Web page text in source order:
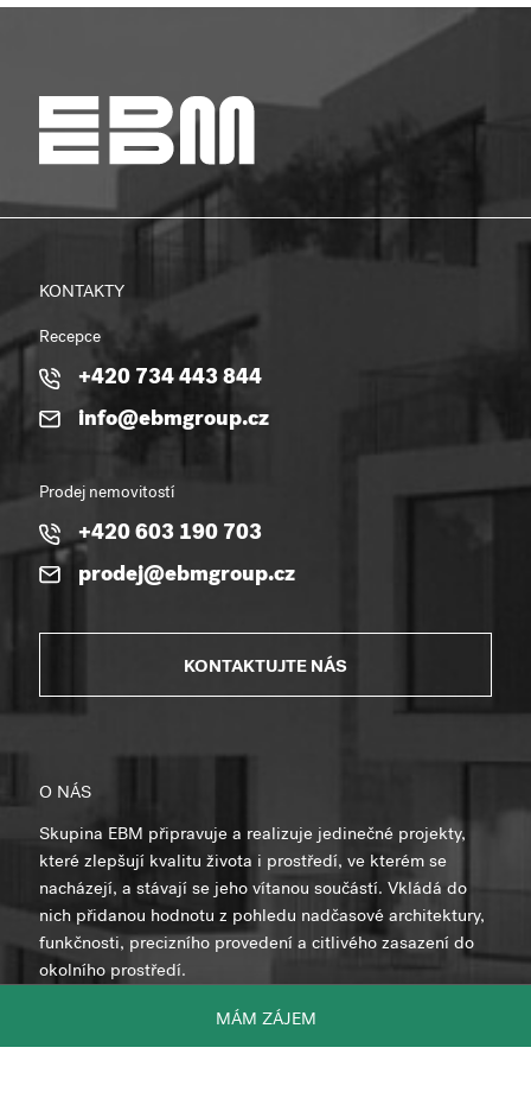
MÁM ZÁJEM
KONTAKTY
Recepce
+420 734 443 844
info@ebmgroup.cz
Prodej nemovitostí
+420 603 190 703
prodej@ebmgroup.cz
KONTAKTUJTE NÁS
O NÁS
Skupina EBM připravuje a realizuje jedinečné projekty,
které zlepšují kvalitu života i prostředí, ve kterém se
nacházejí, a stávají se jeho vítanou součástí. Vkládá do
nich přidanou hodnotu z pohledu nadčasové architektury,
funkčnosti, precizního provedení a citlivého zasazení do
okolního prostředí.